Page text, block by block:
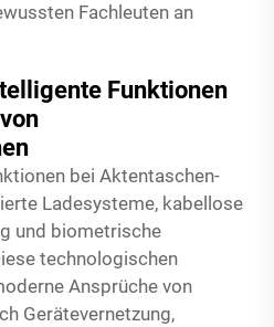
Fachleuten an
Funktionen
bei Aktentaschen-
Ladesysteme, kabellose
und biometrische
technologischen
Ansprüche von
Gerätevernetzung,